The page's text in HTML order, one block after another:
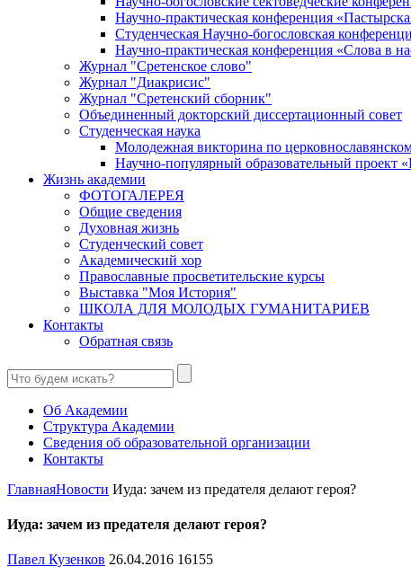
Научно-практическая конференция
Студенческая Научно-богословская
Научно-практическая конференция «Cлова в
Журнал "Сретенское слово"
Журнал "Диакрисис"
Журнал "Сретенский сборник"
Объединенный докторский диссертационный совет
Студенческая наука
Молодежная викторина по
Научно-популярный образовательный проект
Жизнь академии
ФОТОГАЛЕРЕЯ
Общие сведения
Духовная жизнь
Студенческий совет
Академический хор
Православные просветительские курсы
Выставка "Моя История"
ШКОЛА ДЛЯ МОЛОДЫХ ГУМАНИТАРИЕВ
Контакты
Обратная связь
Об Академии
Структура Академии
Сведения об образовательной организации
Контакты
ГлавнаяНовости Иуда: зачем из предателя делают героя?
Иуда: зачем из предателя делают героя?
Павел Кузенков 26.04.2016 16155